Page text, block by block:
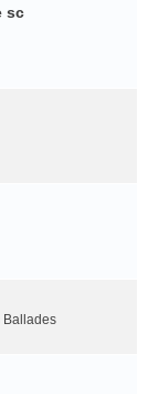
sc
Ballades